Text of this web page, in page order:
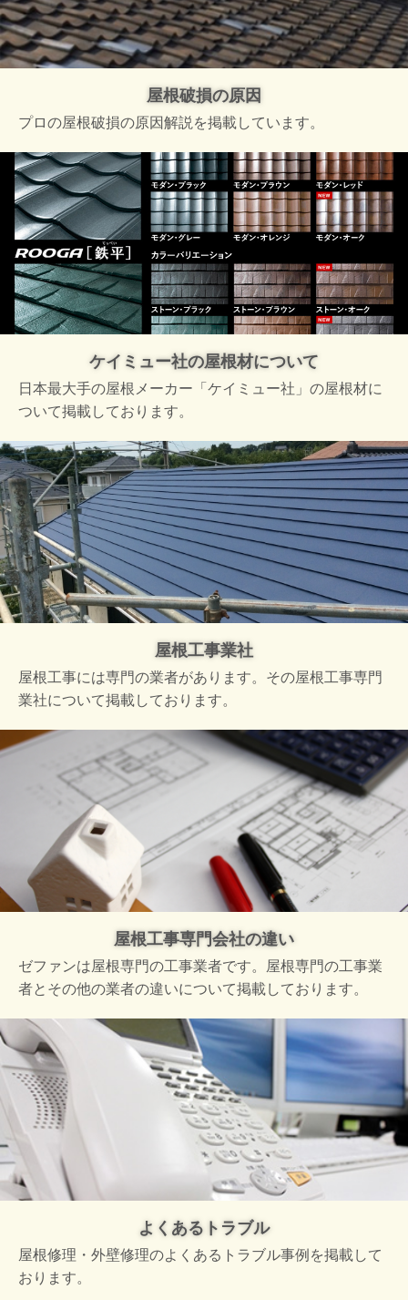
屋根破損の原因
プロの屋根破損の原因解説を掲載しています。
ケイミュー社の屋根材について
日本最大手の屋根メーカー「ケイミュー社」の屋根材に
ついて掲載しております。
屋根工事業社
屋根工事には専門の業者があります。その屋根工事専門
業社について掲載しております。
屋根工事専門会社の違い
ゼファンは屋根専門の工事業者です。屋根専門の工事業
者とその他の業者の違いについて掲載しております。
よくあるトラブル
屋根修理・外壁修理のよくあるトラブル事例を掲載して
おります。